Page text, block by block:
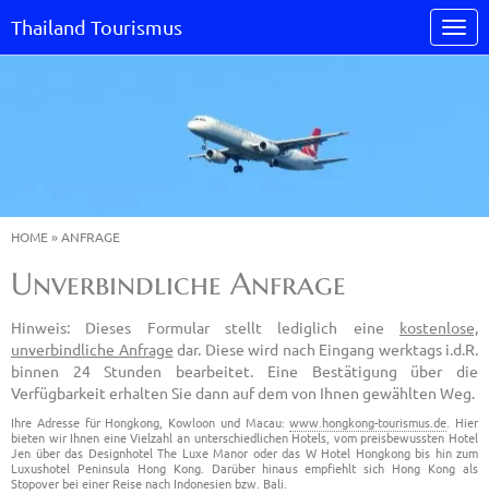
Thailand Tourismus
HOME»ANFRAGE
Unverbindliche Anfrage
Hinweis: Dieses Formular stellt lediglich eine kostenlose,
unverbindliche Anfrage dar. Diese wird nach Eingang werktags i.d.R.
binnen 24 Stunden bearbeitet. Eine Bestätigung über die
Verfügbarkeit erhalten Sie dann auf dem von Ihnen gewählten Weg.
Ihre Adresse für Hongkong, Kowloon und Macau:www.hongkong-tourismus.de. Hier
bieten wir Ihnen eine Vielzahl an unterschiedlichen Hotels, vom preisbewussten Hotel
Jen über das Designhotel The Luxe Manor oder das W Hotel Hongkong bis hin zum
Luxushotel Peninsula Hong Kong. Darüber hinaus empfiehlt sich Hong Kong als
Stopover bei einer Reise nach Indonesien bzw. Bali.